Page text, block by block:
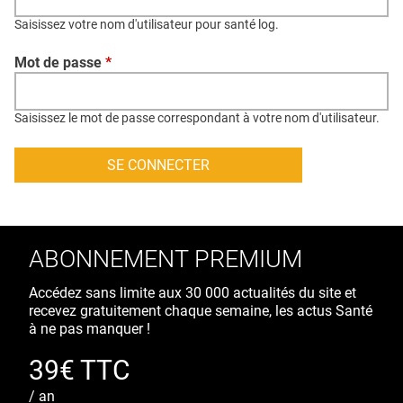
CONTACT
CRÉDITS
Saisissez votre nom d'utilisateur pour santé log.
Mot de passe *
Saisissez le mot de passe correspondant à votre nom d'utilisateur.
ABONNEMENT PREMIUM
Accédez sans limite aux 30 000 actualités du site et
recevez gratuitement chaque semaine, les actus Santé
à ne pas manquer !
39€ TTC
/ an